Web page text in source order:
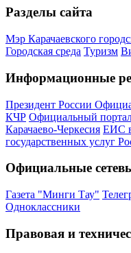
Разделы сайта
Мэр Карачаевского
Городская среда Туризм
Информационные
Президент России
КЧР Официальный
Карачаево-Черкесия ЕИС в
государственных услуг
Официальные
Газета "Минги Тау"
Одноклассники
Правовая и